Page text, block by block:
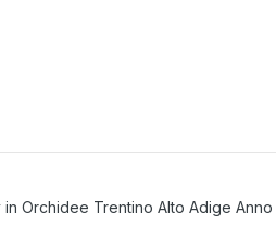
in Orchidee Trentino Alto Adige Anno